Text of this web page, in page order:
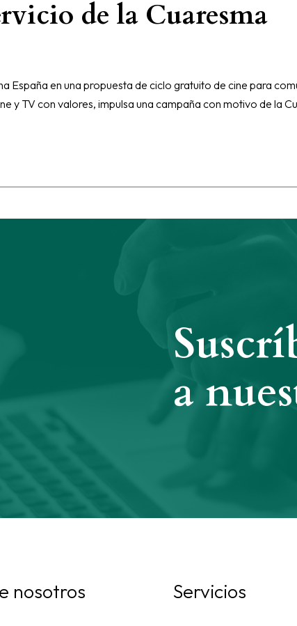
de la Cuaresma
España en una propuesta de ciclo gratuito de cine para
y TV con valores, impulsa una campaña con motivo de la
a
nosotros Servicios